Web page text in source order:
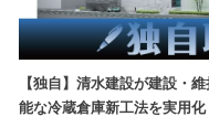
【独自】清水建設が建設・
能な冷蔵倉庫新工法を実用化